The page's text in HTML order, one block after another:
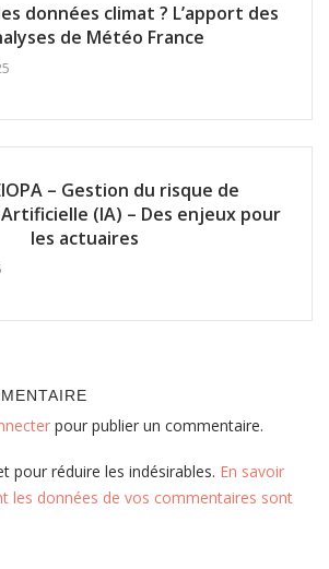
données climat ? L’apport des
de Météo France
– Gestion du risque de
(IA) – Des enjeux pour
les actuaires
pour publier un commentaire.
pour réduire les indésirables. En savoir
les données de vos commentaires sont